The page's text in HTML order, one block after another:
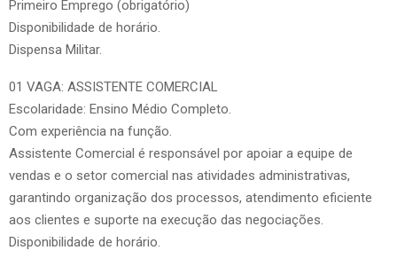
Primeiro Emprego (obrigatório)
Disponibilidade de horário.
Dispensa Militar.
01 VAGA: ASSISTENTE COMERCIAL
Escolaridade: Ensino Médio Completo.
Com experiência na função.
Assistente Comercial é responsável por apoiar a equipe de
vendas e o setor comercial nas atividades administrativas,
garantindo organização dos processos, atendimento eficiente
aos clientes e suporte na execução das negociações.
Disponibilidade de horário.